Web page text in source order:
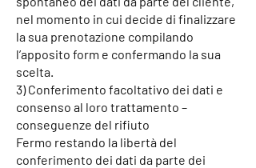
nel momento in cui decide di finalizzare
la sua prenotazione compilando
l’apposito form e confermando la sua
scelta.
3) Conferimento facoltativo dei dati e
consenso al loro trattamento –
conseguenze del rifiuto
Fermo restando la libertà del
conferimento dei dati da parte dei